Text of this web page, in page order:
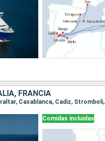
FRANCIA
Comidas incluidas